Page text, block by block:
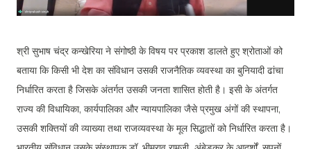
श्री सुभाष चंद्र कन्खेरिया ने संगोष्ठी के विषय पर प्रकाश डालते हुए श्रोताओं को
बताया कि किसी भी देश का संविधान उसकी राजनैतिक व्यवस्था का बुनियादी ढांचा
निर्धारित करता है जिसके अंतर्गत उसकी जनता शासित होती है। इसी के अंतर्गत
राज्य की विधायिका, कार्यपालिका और न्यायपालिका जैसे प्रमुख अंगों की स्थापना,
उसकी शक्तियों की व्याख्या तथा राजव्यवस्था के मूल सिद्धातों को निर्धारित करता है।